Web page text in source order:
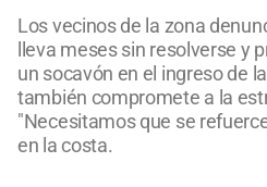
Los vecinos de la zona
lleva meses sin resolverse y
un socavón en el ingreso de
también compromete a la
"Necesitamos que se
en la costa.